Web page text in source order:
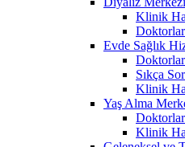
Klinik
Evde Sağlık
Sıkça
Klinik
Yaş Alma
Klinik